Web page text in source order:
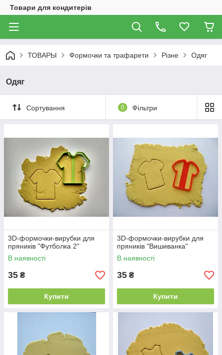
Товари для кондитерів
ТОВАРЫ Формочки та трафарети Різне Одяг
Одяг
Сортування 0 Фільтри
3D-формочки-вирубки для
пряників "Футболка 2"
В наявності
35 ₴
Купити
3D-формочки-вирубки для
пряників "Вишиванка"
В наявності
35 ₴
Купити